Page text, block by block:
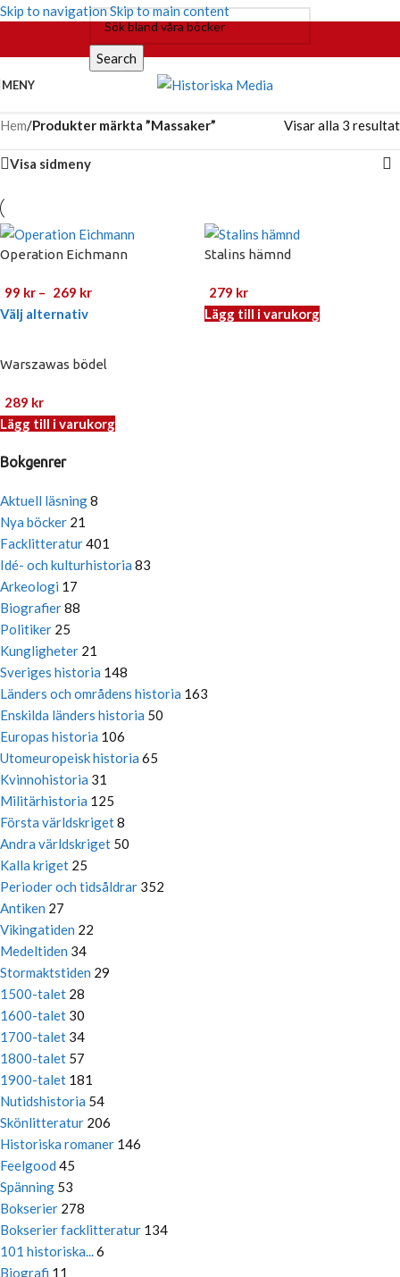
Skip to navigationSkip to main content
Search
MENY
Bokgenrer
Aktuell läsning8
Nya böcker 21
Facklitteratur401
Idé- och kulturhistoria 83
Arkeologi 17
Biografier88
Politiker 25
Kungligheter 21
Sveriges historia 148
Länders och områdens historia 163
Enskilda länders historia 50
Europas historia 106
Utomeuropeisk historia 65
Kvinnohistoria 31
Militärhistoria 125
Första världskriget8
Andra världskriget 50
Kalla kriget 25
Perioder och tidsåldrar 352
Antiken 27
Vikingatiden 22
Medeltiden 34
Stormaktstiden 29
1500-talet 28
1600-talet 30
1700-talet 34
1800-talet 57
1900-talet 181
Nutidshistoria 54
Skönlitteratur 206
Historiska romaner 146
Feelgood 45
Spänning 53
Bokserier 278
Bokserier facklitteratur 134
101 historiska...6
Biografi 11
Hem/Produkter märkta ”Massaker” Visar alla 3 resultat
Visa sidmeny
Operation Eichmann
99 kr – 269 kr
Välj alternativ
Stalins hämnd
279 kr
Lägg till i varukorg
Warszawas bödel
289 kr
Lägg till i varukorg